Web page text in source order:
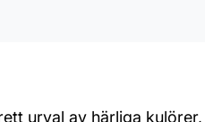
urval av härliga